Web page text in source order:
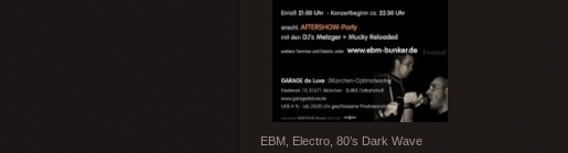
EBM, Electro, 80’s Dark Wave